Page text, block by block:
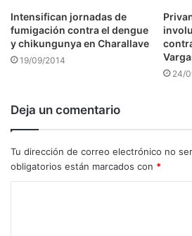
Intensifican jornadas de
fumigación contra el dengue
y chikungunya en Charallave
19/09/2014
24/
Deja un comentario
Tu dirección de correo electrónico no
obligatorios están marcados con *